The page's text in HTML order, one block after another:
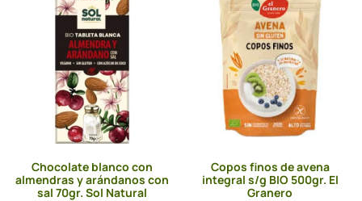
Chocolate blanco con
almendras y arándanos con
sal 70gr. Sol Natural
Copos finos de avena
integral s/g BIO 500gr. El
Granero